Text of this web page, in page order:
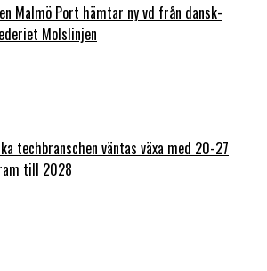
Malmö Port hämtar ny vd från dansk-
Molslinjen
techbranschen väntas växa med 20-27
till 2028